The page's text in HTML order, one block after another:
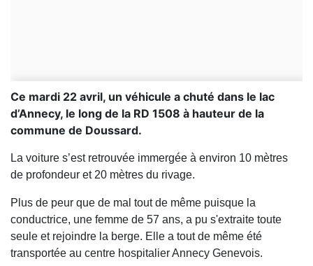
Ce mardi 22 avril, un véhicule a chuté dans le lac
d’Annecy, le long de la RD 1508 à hauteur de la
commune de Doussard.
La voiture s’est retrouvée immergée à environ 10 mètres
de profondeur et 20 mètres du rivage.
Plus de peur que de mal tout de même puisque la
conductrice, une femme de 57 ans, a pu s'extraite toute
seule et rejoindre la berge. Elle a tout de même été
transportée au centre hospitalier Annecy Genevois.